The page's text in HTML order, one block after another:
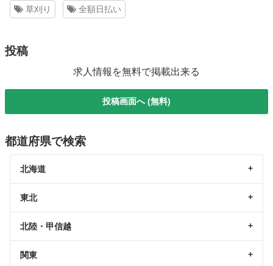
草刈り 全額日払い
投稿
求人情報を無料で掲載出来る
投稿画面へ (無料)
都道府県で検索
北海道
東北
北陸・甲信越
関東